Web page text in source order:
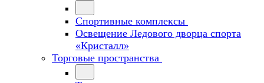
Спортивные комплексы
Освещение Ледового дворца спорта
«Кристалл»
Торговые пространства